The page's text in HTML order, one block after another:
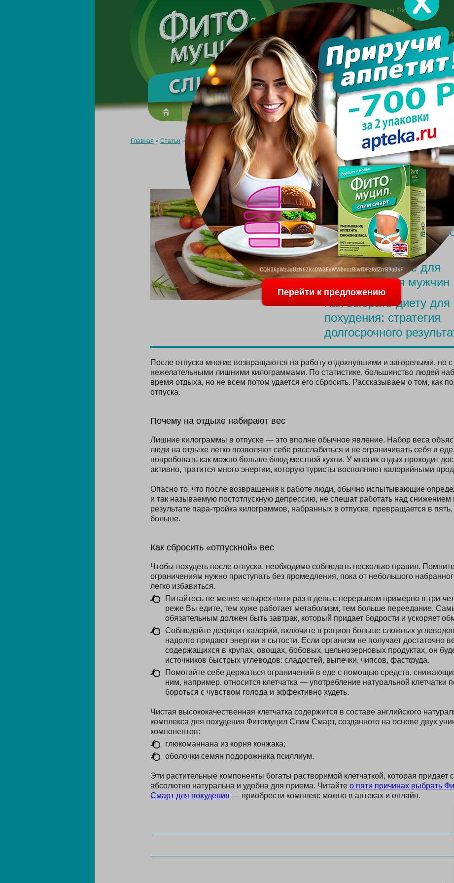
Другие препараты Фитомуцил:
Норм
Made in the UK
Консультация специалиста:
+7 495 744-06-27
О препарате Усиль эффект Полезно знать Вопрос-ответ
Главная » Статьи »Как похудеть после отпуска
КАК ПОХУДЕТЬ ПОСЛЕ
ПОСЛЕДНИЕ
Меню для похудения
родов
Простое питание для
похудения для мужчин
Как выбрать диету для
похудения: стратегия
долгосрочного
После отпуска многие возвращаются на работу отдохнувшими и загорелыми, но с
нежелательными лишними килограммами. По статистике, большинство людей
время отдыха, но не всем потом удается его сбросить. Рассказываем о том, как
отпуска.
Почему на отдыхе набирают вес
Лишние килограммы в отпуске — это вполне обычное явление. Набор веса
люди на отдыхе легко позволяют себе расслабиться и не ограничивать себя в
попробовать как можно больше блюд местной кухни. У многих отдых проходит
активно, тратится много энергии, которую туристы восполняют калорийными
Опасно то, что после возвращения к работе люди, обычно испытывающие
и так называемую постотпускную депрессию, не спешат работать над снижением
результате пара-тройка килограммов, набранных в отпуске, превращается в пять,
больше.
Как сбросить «отпускной» вес
Чтобы похудеть после отпуска, необходимо соблюдать несколько правил.
ограничениям нужно приступать без промедления, пока от небольшого
легко избавиться.
Питайтесь не менее четырех-пяти раз в день с перерывом примерно в три-
реже Вы едите, тем хуже работает метаболизм, тем больше переедание.
обязательным должен быть завтрак, который придает бодрости и ускоряет
Соблюдайте дефицит калорий, включите в рацион больше сложных
надолго придают энергии и сытости. Если организм не получает достаточно
содержащихся в крупах, овощах, бобовых, цельнозерновых продуктах, он
источников быстрых углеводов: сладостей, выпечки, чипсов, фастфуда.
Помогайте себе держаться ограничений в еде с помощью средств,
ним, например, относится клетчатка — употребление натуральной клетчатки
бороться с чувством голода и эффективно худеть.
Чистая высококачественная клетчатка содержится в составе английского
комплекса для похудения Фитомуцил Слим Смарт, созданного на основе двух
компонентов:
глюкоманнана из корня конжака;
оболочки семян подорожника псиллиум.
Эти растительные компоненты богаты растворимой клетчаткой, которая придает
абсолютно натуральна и удобна для приема. Читайте о пяти причинах выбрать
Смарт для похудения — приобрести комплекс можно в аптеках и онлайн.
Перейти к предложению